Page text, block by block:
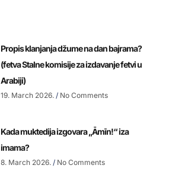
Propis klanjanja džume na dan bajrama?
(fetva Stalne komisije za izdavanje fetvi u
Arabiji)
19. March 2026. No Comments
Kada muktedija izgovara „Āmīn!“ iza
imama?
8. March 2026. No Comments